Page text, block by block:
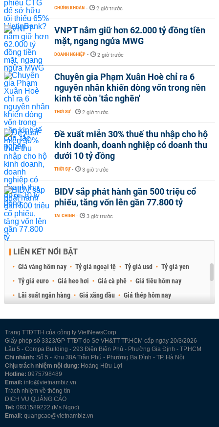
CHỨNG KHOÁN - 2 giờ trước
VNPT nắm giữ hơn 62.000 tỷ đồng tiền
mặt, ngang ngửa MWG
DOANH NGHIỆP - 2 giờ trước
Chuyên gia Phạm Xuân Hoè chỉ ra 6
nguyên nhân khiến dòng vốn trong nền
kinh tế còn 'tắc nghẽn'
THỜI SỰ - 2 giờ trước
Đề xuất miễn 30% thuế thu nhập cho hộ
kinh doanh, doanh nghiệp có doanh thu
dưới 10 tỷ đồng
THỜI SỰ - 3 giờ trước
BIDV sắp phát hành gần 500 triệu cổ
phiếu, tăng vốn lên gần 77.800 tỷ
TÀI CHÍNH - 3 giờ trước
LIÊN KẾT NỔI BẬT
Giá vàng hôm nay Tỷ giá ngoại tệ Tỷ giá usd
Tỷ giá yen
Tỷ giá euro
Giá heo hơi Giá cà phê
Giá tiêu hôm nay
Lãi suất ngân hàng
Giá xăng dầu
Giá thép hôm nay
Trang TTĐTTH của công ty VietNewsCorp
Giấy phép số 3323/GP-TTĐT do Sở VH&TT TP.HCM cấp ngày 20/3/2026
Lầu 5 - Compa Building - 293 Điện Biên Phủ - Phường Gia Định - TP.HCM
Chi nhánh: Số 5 - Khu 38A Trần Phú - Phường Ba Đình - TP. Hà Nội
Chịu trách nhiệm nội dung: Hoàng Hữu Lợi
Hotline: 0975798489
Email: info@vietnambiz.vn
Trách nhiệm về thông tin
DỊCH VỤ QUẢNG CÁO
Tel: 0931589222 (Ms Ngọc)
Email: quangcao@vietnambiz.vn